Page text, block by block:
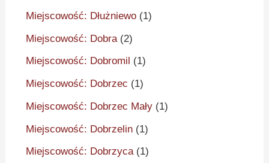
Miejscowość: Dłużniewo (1)
Miejscowość: Dobra (2)
Miejscowość: Dobromil (1)
Miejscowość: Dobrzec (1)
Miejscowość: Dobrzec Mały (1)
Miejscowość: Dobrzelin (1)
Miejscowość: Dobrzyca(1)